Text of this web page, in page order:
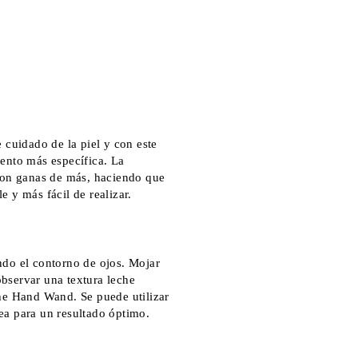
cuidado de la piel y con este
más específica. La
ganas de más, haciendo que
y más fácil de realizar.
el contorno de ojos. Mojar
una textura leche
Hand Wand. Se puede utilizar
para un resultado óptimo.